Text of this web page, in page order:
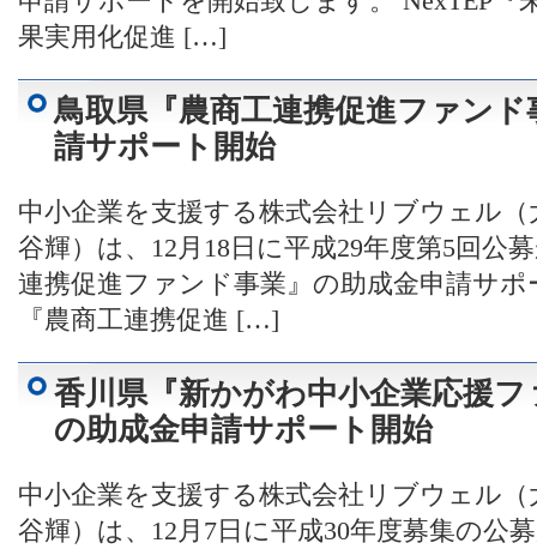
果実用化促進 […]
鳥取県『農商工連携促進ファンド
請サポート開始
中小企業を支援する株式会社リブウェル
谷輝）は、12月18日に平成29年度第5回公
連携促進ファンド事業』の助成金申請サ
『農商工連携促進 […]
香川県『新かがわ中小企業応援
の助成金申請サポート開始
中小企業を支援する株式会社リブウェル
谷輝）は、12月7日に平成30年度募集の公